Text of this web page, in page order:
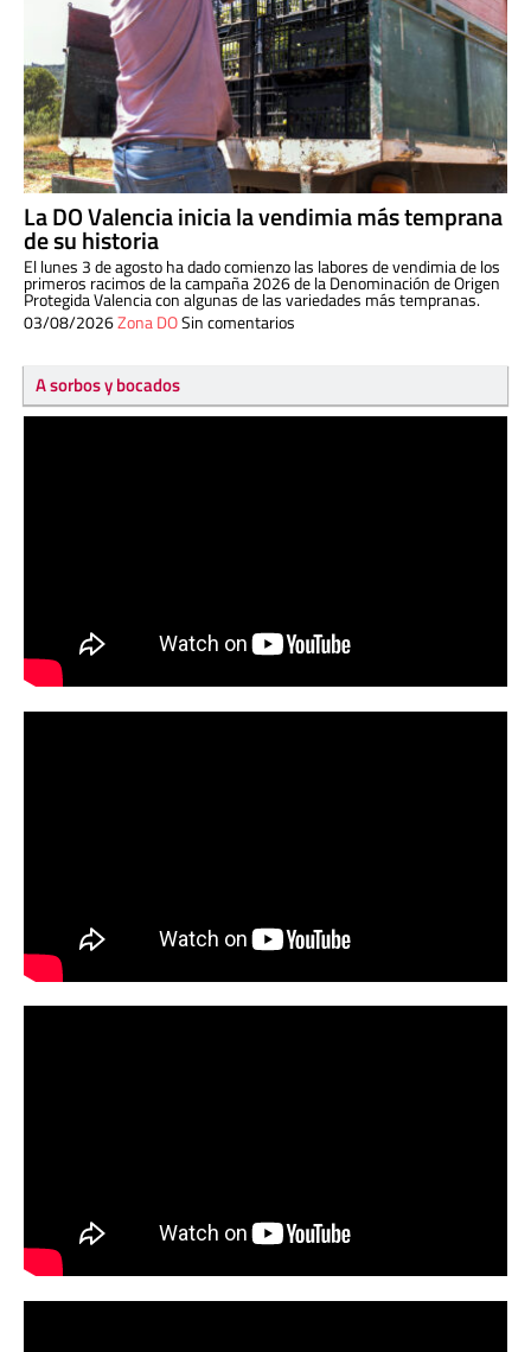
La DO Valencia inicia la vendimia más temprana
de su historia
El lunes 3 de agosto ha dado comienzo las labores de vendimia de los
primeros racimos de la campaña 2026 de la Denominación de Origen
Protegida Valencia con algunas de las variedades más tempranas.
03/08/2026Zona DOSin comentarios
A sorbos y bocados